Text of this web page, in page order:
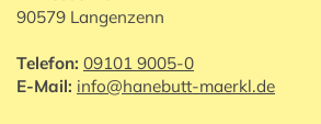
90579 Langenzenn
Telefon: 09101 9005-0
E-Mail: info@hanebutt-maerkl.de